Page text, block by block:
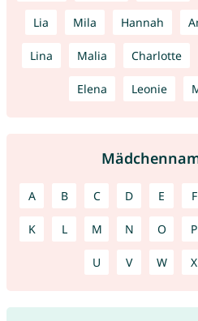
Lia Mila Hannah
Lina Malia Charlotte
Elena Leonie
A B C D E F
K L M N O P
U V W X